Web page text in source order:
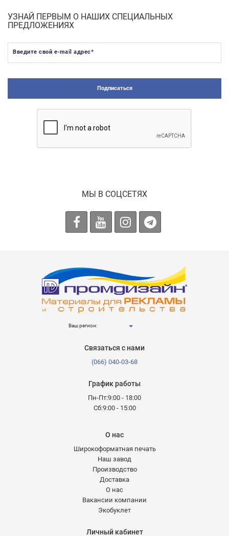
УЗНАЙ ПЕРВЫМ О НАШИХ СПЕЦИАЛЬНЫХ
ПРЕДЛОЖЕНИЯХ
Введите свой e-mail адрес*
Подписаться
МЫ В СОЦСЕТЯХ
Ваш регион:
Связаться с нами
(066) 040-03-68
График работы
Пн-Пт:9:00 - 18:00
Сб:9:00 - 15:00
О нас
Широкоформатная печать
Наш завод
Производство
Доставка
О нас
Вакансии компании
Экобуклет
Личный кабинет